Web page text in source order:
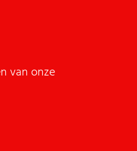
van onze